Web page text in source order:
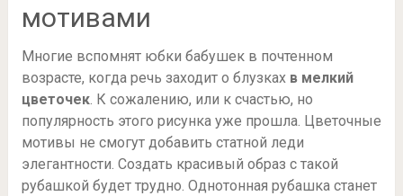
мотивами
Многие вспомнят юбки бабушек в почтенном
возрасте, когда речь заходит о блузках в мелкий
цветочек. К сожалению, или к счастью, но
популярность этого рисунка уже прошла. Цветочные
мотивы не смогут добавить статной леди
элегантности. Создать красивый образ с такой
рубашкой будет трудно. Однотонная рубашка станет